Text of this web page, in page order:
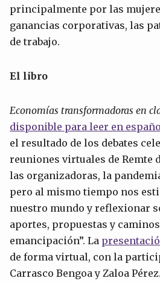
principalmente por las
ganancias corporativas, las
de trabajo.
El libro
Economías transformadoras en
disponible para leer en
el resultado de los debates
reuniones virtuales de Remte
las organizadoras, la
pero al mismo tiempo nos
nuestro mundo y reflexionar
aportes, propuestas y
emancipación”. La
de forma virtual, con la
Carrasco Bengoa y Zaloa Pérez.